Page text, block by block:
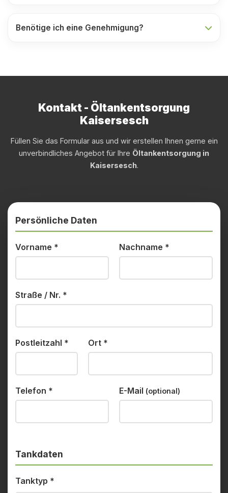
Benötige ich eine Genehmigung?
Kontakt - Öltankentsorgung
Kaisersesch
Füllen Sie das Formular aus und wir erstellen Ihnen gerne ein
unverbindliches Angebot für Ihre Öltankentsorgung in
Kaisersesch.
Persönliche Daten
Vorname * Nachname *
Straße / Nr. *
Postleitzahl * Ort *
Telefon * E-Mail (optional)
Tankdaten
Tanktyp *